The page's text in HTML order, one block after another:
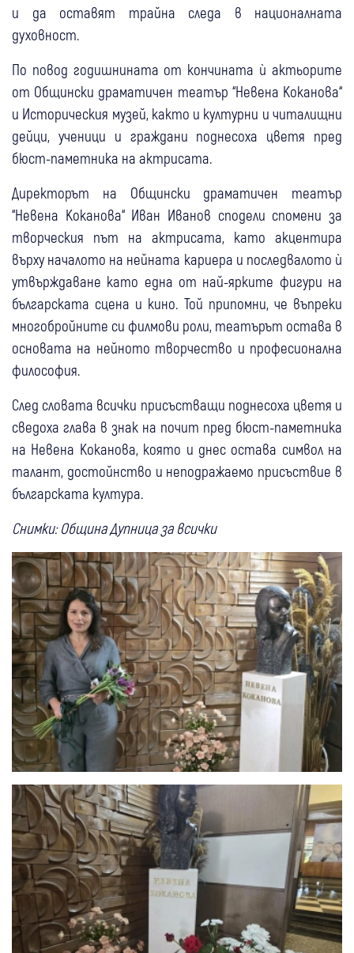
и да оставят трайна следа в националната
духовност.
По повод годишнината от кончината ѝ актьорите
от Общински драматичен театър “Невена Коканова“
и Историческия музей, както и културни и читалищни
дейци, ученици и граждани поднесоха цветя пред
бюст-паметника на актрисата.
Директорът на Общински драматичен театър
“Невена Коканова“ Иван Иванов сподели спомени за
творческия път на актрисата, като акцентира
върху началото на нейната кариера и последвалото ѝ
утвърждаване като една от най-ярките фигури на
българската сцена и кино. Той припомни, че въпреки
многобройните си филмови роли, театърът остава в
основата на нейното творчество и професионална
философия.
След словата всички присъстващи поднесоха цветя и
сведоха глава в знак на почит пред бюст-паметника
на Невена Коканова, която и днес остава символ на
талант, достойнство и неподражаемо присъствие в
българската култура.
Снимки: Община Дупница за всички